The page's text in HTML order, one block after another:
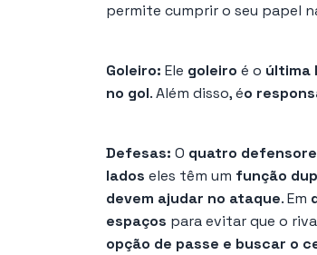
permite cumprir o seu papel
Goleiro: Ele goleiro é o última
no gol. Além disso, éo
Defesas: O quatro
lados eles têm um função
devem ajudar no ataque. Em
espaços para evitar que o
opção de passe e buscar o